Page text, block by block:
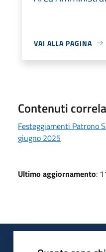
VAI ALLA PAGINA
Contenuti
Festeggiamenti Patrono
giugno 2025
Ultimo aggiornamento: